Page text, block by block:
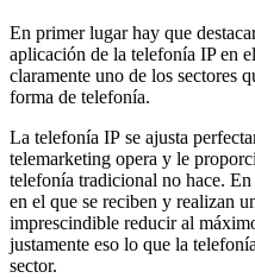
En primer lugar hay que
aplicación de la telefonía IP en
claramente uno de los sectores
forma de telefonía.
La telefonía IP se ajusta
telemarketing opera y le
telefonía tradicional no hace.
en el que se reciben y realizan
imprescindible reducir al
justamente eso lo que la
sector.